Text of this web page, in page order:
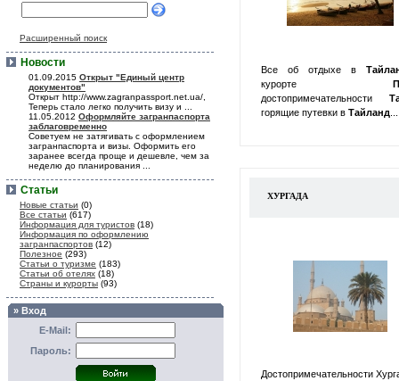
Расширенный поиск
Новости
01.09.2015 Открыт "Единый центр
документов"
Открыт http://www.zagranpassport.net.ua/,
Теперь стало легко получить визу и ...
11.05.2012 Оформляйте загранпаспорта
заблаговременно
Советуем не затягивать с оформлением
загранпаспорта и визы. Оформить его
заранее всегда проще и дешевле, чем за
неделю до планирования ...
Статьи
Новые статьи (0)
Все статьи (617)
Информация для туристов (18)
Информация по оформлению
загранпаспортов (12)
Полезное (293)
Статьи о туризме (183)
Статьи об отелях (18)
Страны и курорты (93)
» Вход
E-Mail:
Пароль:
Все об отдыхе в
курорте
достопримечательности
горящие путевки в Тайланд
ХУРГАДА
Достопримечательности